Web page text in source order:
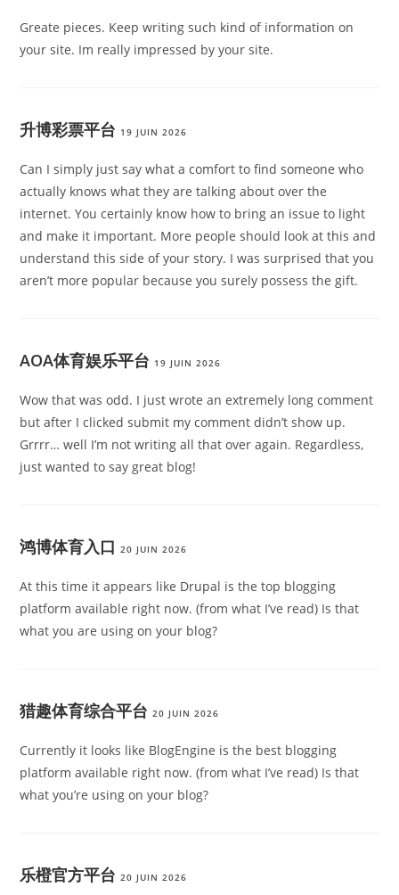
Greate pieces. Keep writing such kind of information on
your site. Im really impressed by your site.
升博彩票平台 19 JUIN 2026
Can I simply just say what a comfort to find someone who
actually knows what they are talking about over the
internet. You certainly know how to bring an issue to light
and make it important. More people should look at this and
understand this side of your story. I was surprised that you
aren’t more popular because you surely possess the gift.
AOA体育娱乐平台 19 JUIN 2026
Wow that was odd. I just wrote an extremely long comment
but after I clicked submit my comment didn’t show up.
Grrrr… well I’m not writing all that over again. Regardless,
just wanted to say great blog!
鸿博体育入口 20 JUIN 2026
At this time it appears like Drupal is the top blogging
platform available right now. (from what I’ve read) Is that
what you are using on your blog?
猎趣体育综合平台 20 JUIN 2026
Currently it looks like BlogEngine is the best blogging
platform available right now. (from what I’ve read) Is that
what you’re using on your blog?
乐橙官方平台 20 JUIN 2026